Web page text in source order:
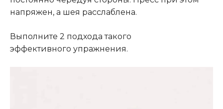
напряжен, а шея расслаблена.
Выполните 2 подхода такого
эффективного упражнения.